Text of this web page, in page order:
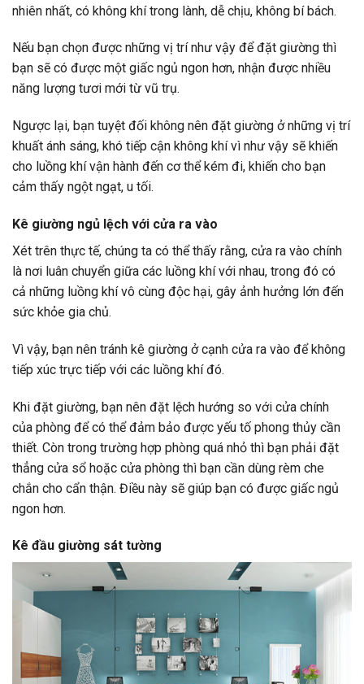
nhiên nhất, có không khí trong lành, dễ chịu, không bí bách.
Nếu bạn chọn được những vị trí như vậy để đặt giường thì
bạn sẽ có được một giấc ngủ ngon hơn, nhận được nhiều
năng lượng tươi mới từ vũ trụ.
Ngược lại, bạn tuyệt đối không nên đặt giường ở những vị trí
khuất ánh sáng, khó tiếp cận không khí vì như vậy sẽ khiến
cho luồng khí vận hành đến cơ thể kém đi, khiến cho bạn
cảm thấy ngột ngạt, u tối.
Kê giường ngủ lệch với cửa ra vào
Xét trên thực tế, chúng ta có thể thấy rằng, cửa ra vào chính
là nơi luân chuyển giữa các luồng khí với nhau, trong đó có
cả những luồng khí vô cùng độc hại, gây ảnh hưởng lớn đến
sức khỏe gia chủ.
Vì vậy, bạn nên tránh kê giường ở cạnh cửa ra vào để không
tiếp xúc trực tiếp với các luồng khí đó.
Khi đặt giường, bạn nên đặt lệch hướng so với cửa chính
của phòng để có thể đảm bảo được yếu tố phong thủy cần
thiết. Còn trong trường hợp phòng quá nhỏ thì bạn phải đặt
thẳng cửa sổ hoặc cửa phòng thì bạn cần dùng rèm che
chắn cho cẩn thận. Điều này sẽ giúp bạn có được giấc ngủ
ngon hơn.
Kê đầu giường sát tường